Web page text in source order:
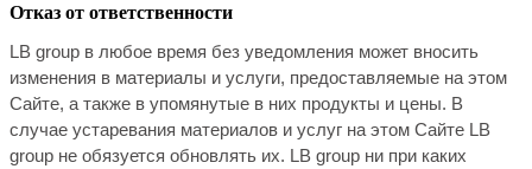
Oтказ от ответственности
LB group в любое время без уведомления может вносить
изменения в материалы и услуги, предоставляемые на этом
Сайте, а также в упомянутые в них продукты и цены. В
случае устаревания материалов и услуг на этом Сайте LB
group не обязуется обновлять их. LB group ни при каких